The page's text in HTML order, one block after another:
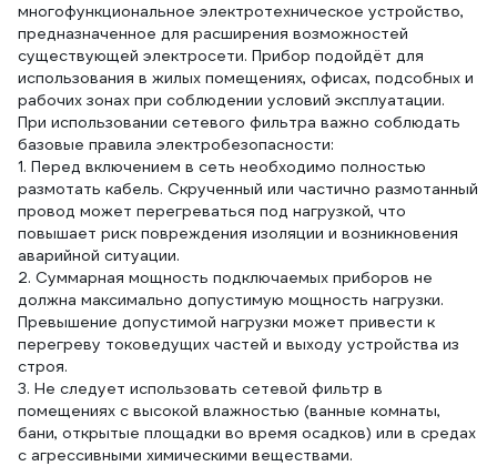
многофункциональное электротехническое устройство,
предназначенное для расширения возможностей
существующей электросети. Прибор подойдёт для
использования в жилых помещениях, офисах, подсобных и
рабочих зонах при соблюдении условий эксплуатации.
При использовании сетевого фильтра важно соблюдать
базовые правила электробезопасности:
1. Перед включением в сеть необходимо полностью
размотать кабель. Скрученный или частично размотанный
провод может перегреваться под нагрузкой, что
повышает риск повреждения изоляции и возникновения
аварийной ситуации.
2. Суммарная мощность подключаемых приборов не
должна максимально допустимую мощность нагрузки.
Превышение допустимой нагрузки может привести к
перегреву токоведущих частей и выходу устройства из
строя.
3. Не следует использовать сетевой фильтр в
помещениях с высокой влажностью (ванные комнаты,
бани, открытые площадки во время осадков) или в средах
с агрессивными химическими веществами.